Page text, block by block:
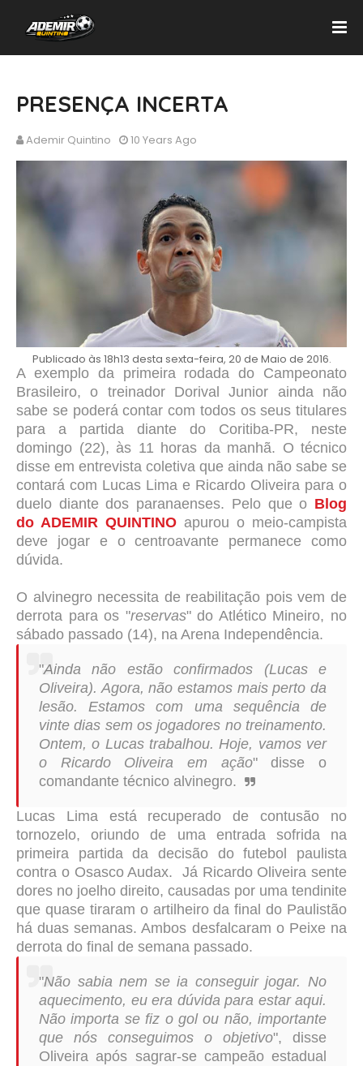
PRESENÇA INCERTA
Ademir Quintino 10 Years Ago
Publicado às 18h13 desta sexta-feira, 20 de Maio de 2016.
A exemplo da primeira rodada do Campeonato
Brasileiro, o treinador Dorival Junior ainda não
sabe se poderá contar com todos os seus titulares
para a partida diante do Coritiba-PR, neste
domingo (22), às 11 horas da manhã. O técnico
disse em entrevista coletiva que ainda não sabe se
contará com Lucas Lima e Ricardo Oliveira para o
duelo diante dos paranaenses. Pelo que o Blog
do ADEMIR QUINTINO apurou o meio-campista
deve jogar e o centroavante permanece como
dúvida.
O alvinegro necessita de reabilitação pois vem de
derrota para os "reservas" do Atlético Mineiro, no
sábado passado (14), na Arena Independência.
"Ainda não estão confirmados (Lucas e
Oliveira). Agora, não estamos mais perto da
lesão. Estamos com uma sequência de
vinte dias sem os jogadores no treinamento.
Ontem, o Lucas trabalhou. Hoje, vamos ver
o Ricardo Oliveira em ação" disse o
comandante técnico alvinegro.
Lucas Lima está recuperado de contusão no
tornozelo, oriundo de uma entrada sofrida na
primeira partida da decisão do futebol paulista
contra o Osasco Audax. Já Ricardo Oliveira sente
dores no joelho direito, causadas por uma tendinite
que quase tiraram o artilheiro da final do Paulistão
há duas semanas. Ambos desfalcaram o Peixe na
derrota do final de semana passado.
"Não sabia nem se ia conseguir jogar. No
aquecimento, eu era dúvida para estar aqui.
Não importa se fiz o gol ou não, importante
que nós conseguimos o objetivo", disse
Oliveira após sagrar-se campeão estadual